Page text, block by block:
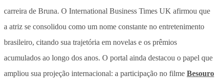
carreira de Bruna. O International Business Times UK afirmou que
a atriz se consolidou como um nome constante no entretenimento
brasileiro, citando sua trajetória em novelas e os prêmios
acumulados ao longo dos anos. O portal ainda destacou o papel que
ampliou sua projeção internacional: a participação no filme Besouro